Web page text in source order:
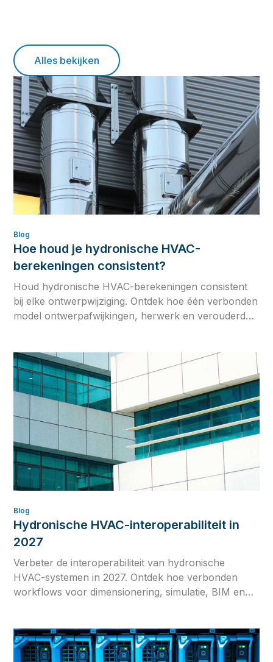
Alles bekijken
Blog
Hoe houd je hydronische HVAC-
berekeningen consistent?
Houd hydronische HVAC-berekeningen consistent
bij elke ontwerpwijziging. Ontdek hoe één verbonden
model ontwerpafwijkingen, herwerk en verouderde
Blog
Hydronische HVAC-interoperabiliteit in
2027
Verbeter de interoperabiliteit van hydronische
HVAC-systemen in 2027. Ontdek hoe verbonden
workflows voor dimensionering, simulatie, BIM en